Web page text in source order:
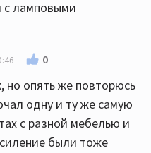
с ламповыми
0
но опять же повторюсь
одну и ту же самую
с разной мебелью и
были тоже